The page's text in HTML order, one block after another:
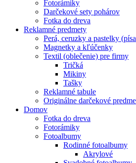
Fotorámiky
Darčekové sety pohárov
Fotka do dreva
Reklamné predmety
Perá, ceruzky a pastelky
Magnetky a kľúčenky
Textil (oblečenie) pre firmy
Tričká
Mikiny
Tašky
Reklamné tabule
Originálne darčekové
Domov
Fotka do dreva
Fotorámiky
Fotoalbumy
Rodinné fotoalbumy
Akrylové